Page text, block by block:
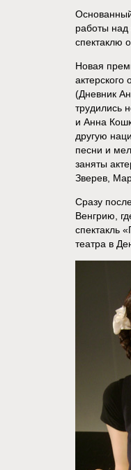
работы
спектаклю
Новая
(Дневник
трудились
и Анна
другую
песни и
заняты
Зверев,
Сразу
Венгрию,
спектакль
театра в